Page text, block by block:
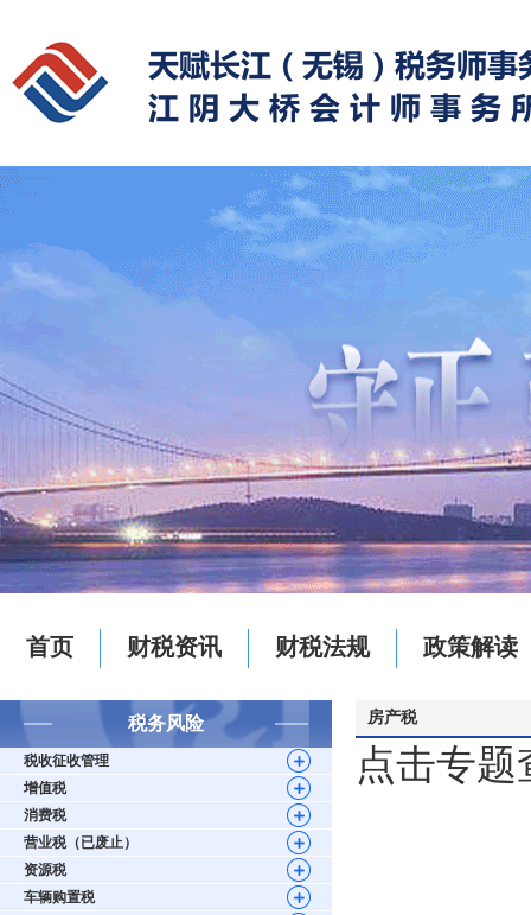
首页 财税资讯 财税法规 政策解读
税务风险
税收征收管理
增值税
消费税
营业税（已废止）
资源税
车辆购置税
房产税
点击专